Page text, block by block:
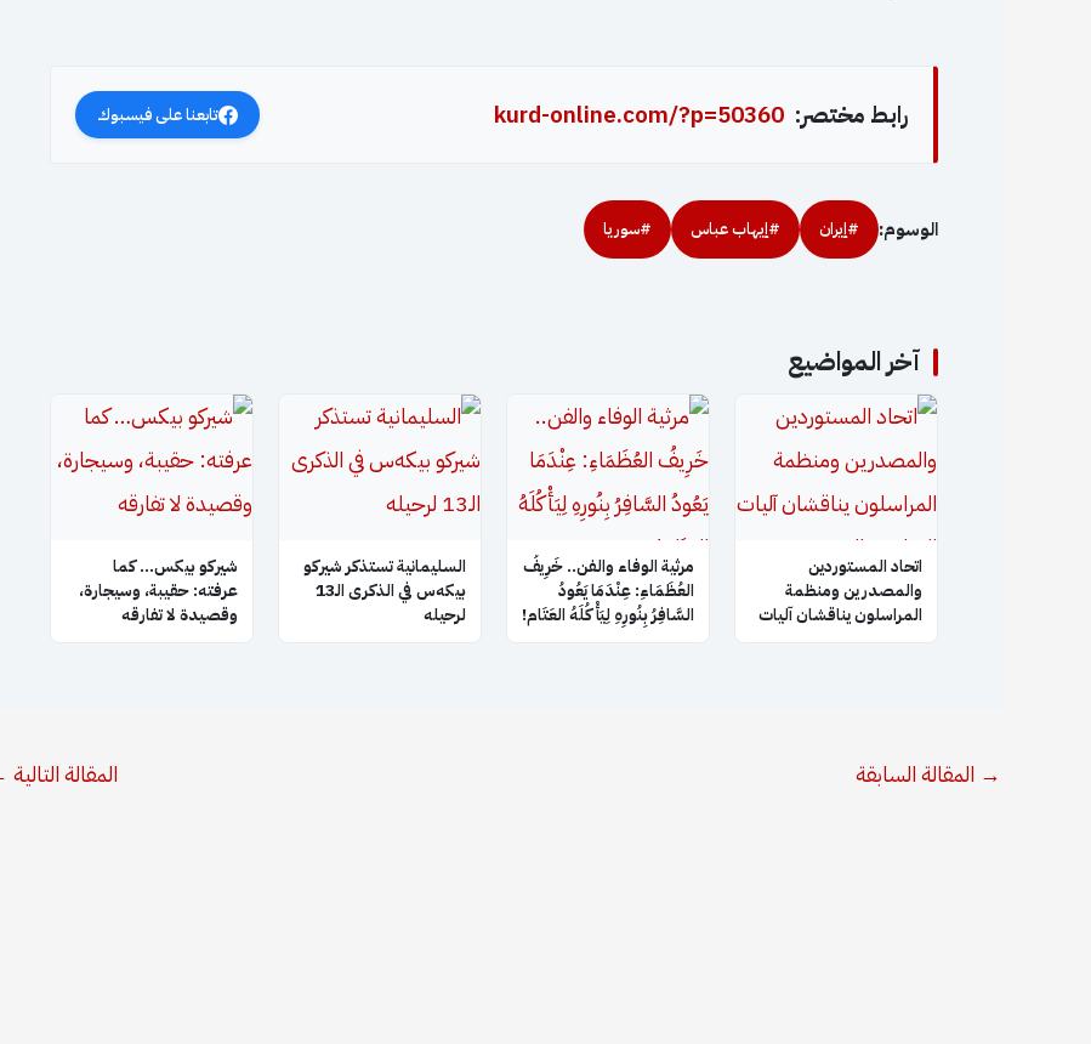
رابط مختصر: kurd-online.com/?p=50360 تابعنا على فيسبوك
الوسوم: #إيران #إيهاب عباس #سوريا
آخر المواضيع
اتحاد المستوردين
والمصدرين ومنظمة
المراسلون يناقشان آليات
​مرثية الوفاء والفن.. خَرِيفُ
العُظَمَاءِ: عِنْدَمَا يَعُودُ
السَّافِرُ بِنُورِهِ لِيَأْكُلَهُ العَتَام!
السليمانية تستذكر شيركو
بيكه‌س في الذكرى الـ13
لرحيله
شيركو بيكس… كما
عرفته: حقيبة، وسيجارة،
وقصيدة لا تفارقه
→ المقالة السابقة المقالة التالية